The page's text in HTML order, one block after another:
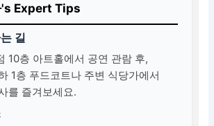
's Expert Tips
길
10층 아트홀에서 공연 관람 후,
1층 푸드코트나 주변 식당가에서
를 즐겨보세요.